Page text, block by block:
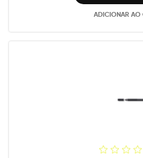
ADICIONAR AO